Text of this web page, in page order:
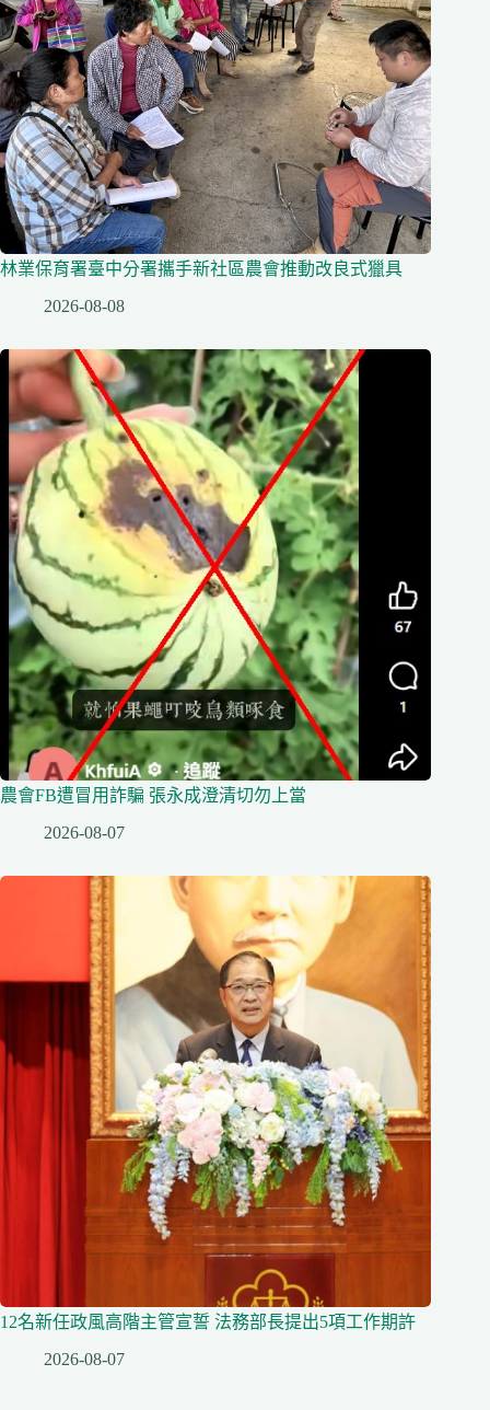
林業保育署臺中分署攜手新社區農會推動改良式獵具
2026-08-08
農會FB遭冒用詐騙 張永成澄清切勿上當
2026-08-07
12名新任政風高階主管宣誓 法務部長提出5項工作期許
2026-08-07